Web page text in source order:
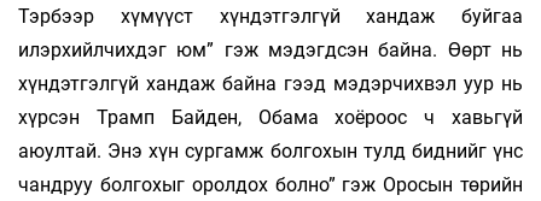
Тэрбээр хүмүүст хүн­дэтгэлгүй хандаж буйгаа
илэрхийлчихдэг юм” гэж мэдэгдсэн байна. Өөрт нь
хүндэтгэлгүй хандаж байна гээд мэдэрчихвэл уур нь
хүрсэн Трамп Байден, Обама хоёроос ч хавьгүй
аюултай. Энэ хүн сургамж болгохын тулд биднийг үнс
чандруу болгохыг оролдох болно” гэж Оросын төрийн